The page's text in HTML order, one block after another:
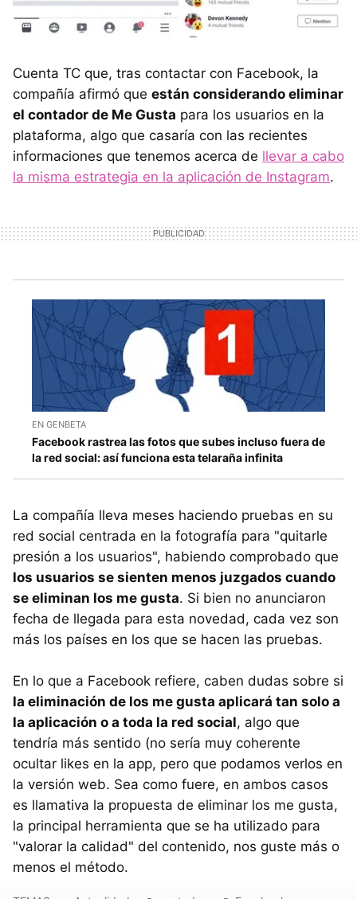
Cuenta TC que, tras contactar con Facebook, la
compañía afirmó que están considerando eliminar
el contador de Me Gusta para los usuarios en la
plataforma, algo que casaría con las recientes
informaciones que tenemos acerca de llevar a cabo
la misma estrategia en la aplicación de Instagram.
EN GENBETA
Facebook rastrea las fotos que subes incluso fuera de
la red social: así funciona esta telaraña infinita
La compañía lleva meses haciendo pruebas en su
red social centrada en la fotografía para "quitarle
presión a los usuarios", habiendo comprobado que
los usuarios se sienten menos juzgados cuando
se eliminan los me gusta. Si bien no anunciaron
fecha de llegada para esta novedad, cada vez son
más los países en los que se hacen las pruebas.
En lo que a Facebook refiere, caben dudas sobre si
la eliminación de los me gusta aplicará tan solo a
la aplicación o a toda la red social, algo que
tendría más sentido (no sería muy coherente
ocultar likes en la app, pero que podamos verlos en
la versión web. Sea como fuere, en ambos casos
es llamativa la propuesta de eliminar los me gusta,
la principal herramienta que se ha utilizado para
"valorar la calidad" del contenido, nos guste más o
menos el método.